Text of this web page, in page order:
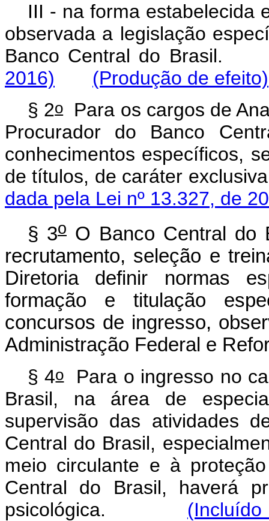
III - na forma estabelecida
observada a legislação
Banco Central do
2016)
(Produção de efeito)
§ 2oPara os cargos de
Procurador do Banco
conhecimentos específicos,
de títulos, de caráter
dada pela Lei nº 13.327, de
§ 3o O Banco Central do
recrutamento, seleção e
Diretoria definir normas
formação e titulação
concursos de ingresso,
Administração Federal e
§ 4oPara o ingresso no
Brasil, na área de
supervisão das atividades
Central do Brasil,
meio circulante e à
Central do Brasil, haverá
psicológica.